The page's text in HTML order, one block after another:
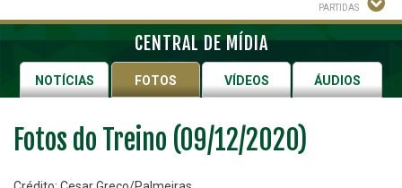
PARTIDAS
CENTRAL DE MÍDIA
NOTÍCIAS FOTOS VÍDEOS ÁUDIOS
Fotos do Treino (09/12/2020)